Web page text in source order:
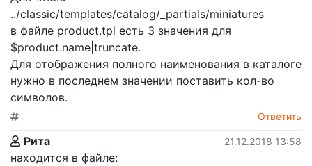
../classic/templates/catalog/_partials/miniatures
в файле product.tpl есть 3 значения для
$product.name|truncate.
Для отображения полного наименования в каталоге
нужно в последнем значении поставить кол-во
символов.
Ответить
Рита 21.12.2018 13:58
находится в файле: